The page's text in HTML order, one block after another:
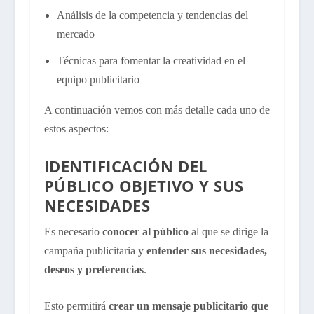
Análisis de la competencia y tendencias del
mercado
Técnicas para fomentar la creatividad en el
equipo publicitario
A continuación vemos con más detalle cada uno de
estos aspectos:
IDENTIFICACIÓN DEL
PÚBLICO OBJETIVO Y SUS
NECESIDADES
Es necesarioconocer al públicoal que se dirige la
campaña publicitaria y entender sus necesidades,
deseos y preferencias.
Esto permitirá crear un mensaje publicitario que